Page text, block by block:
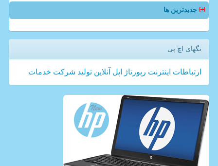
جدیدترین ها
تگهای اچ پی
ارتباطات اینترنت رپورتاژ اپل آنلاین تولید شركت خدمات